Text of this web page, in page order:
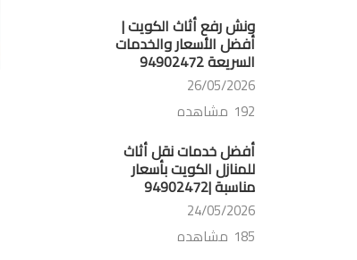
ونش رفع أثاث الكويت |
أفضل الأسعار والخدمات
السريعة 94902472
26/05/2026
192 مشاهده
أفضل خدمات نقل أثاث
للمنازل الكويت بأسعار
مناسبة |94902472
24/05/2026
185 مشاهده